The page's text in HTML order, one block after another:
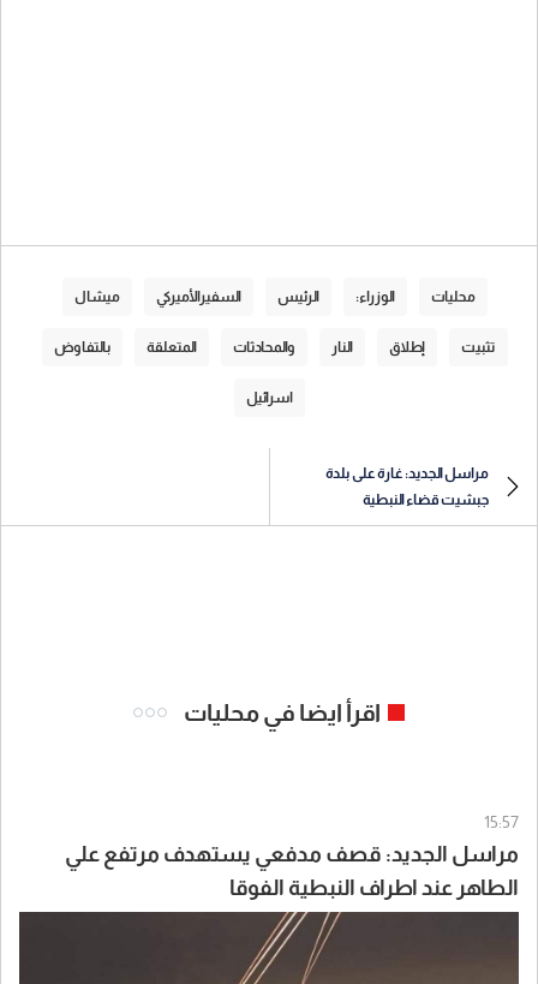
محليات الوزراء: الرئيس السفيرالأميركي ميشال
تثبيت إطلاق النار والمحادثات المتعلقة بالتفاوض
اسرائيل
مراسل الجديد: غارة على بلدة
جبشيت قضاء النبطية
اقرأ ايضا في محليات
15:57
مراسل الجديد: قصف مدفعي يستهدف مرتفع علي
الطاهر عند اطراف النبطية الفوقا